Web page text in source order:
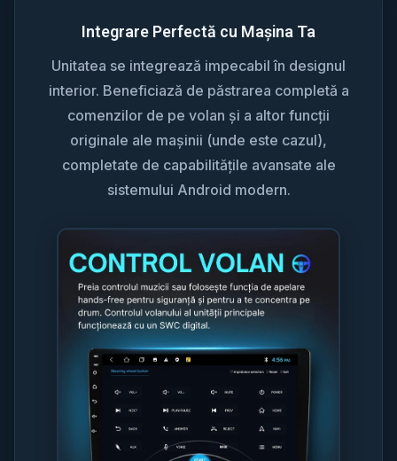
Integrare Perfectă cu Mașina Ta
Unitatea se integrează impecabil în designul
interior. Beneficiază de păstrarea completă a
comenzilor de pe volan și a altor funcții
originale ale mașinii (unde este cazul),
completate de capabilitățile avansate ale
sistemului Android modern.